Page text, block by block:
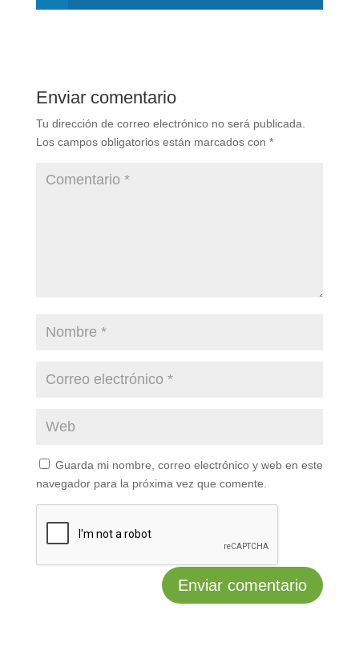
Enviar comentario
Tu dirección de correo electrónico no será publicada.
Los campos obligatorios están marcados con *
Guarda mi nombre, correo electrónico y web en este
navegador para la próxima vez que comente.